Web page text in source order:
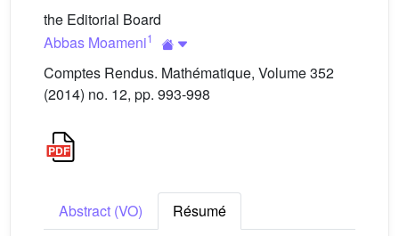
the Editorial Board
Abbas Moameni1
Comptes Rendus. Mathématique, Volume 352
(2014) no. 12, pp. 993-998
Abstract (VO)
Résumé